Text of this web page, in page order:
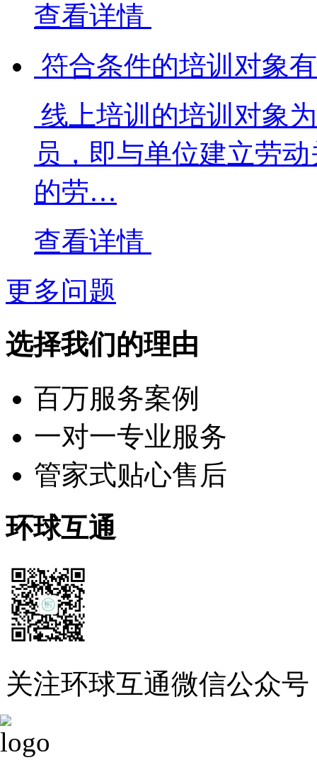
查看详情
符合条件的培训对象
线上培训的培训对象
员，即与单位建立劳
的劳…
查看详情
更多问题
选择我们的理由
百万服务案例
一对一专业服务
管家式贴心售后
环球互通
关注环球互通微信公众号